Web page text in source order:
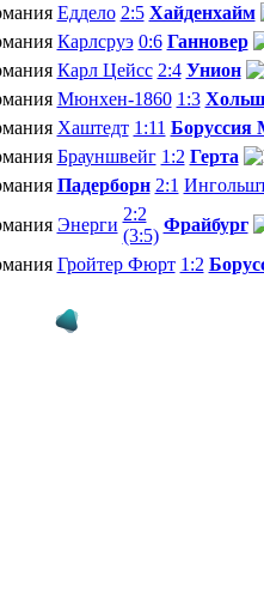
Еддело 2:5 Хайденхайм
Карлсруэ 0:6 Ганновер
Карл Цейсс 2:4 Унион
Мюнхен-1860 1:3
Хаштедт 1:11 Боруссия
Брауншвейг 1:2 Герта
Падерборн 2:1
Энерги
2:2
(3:5)
Фрайбург
Гройтер Фюрт 1:2